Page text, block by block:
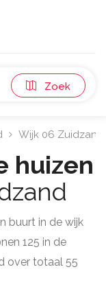
Zoek
Wijk 06
huizen
buurt in de wijk
125 in de
over totaal 55